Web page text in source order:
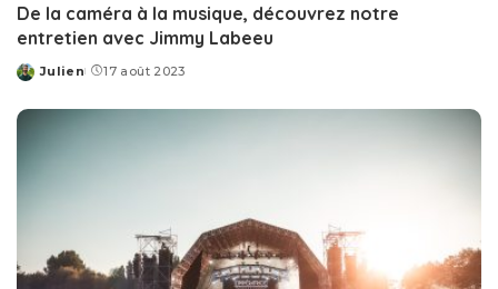
De la caméra à la musique, découvrez notre
entretien avec Jimmy Labeeu
Posted
Julien 17 août 2023